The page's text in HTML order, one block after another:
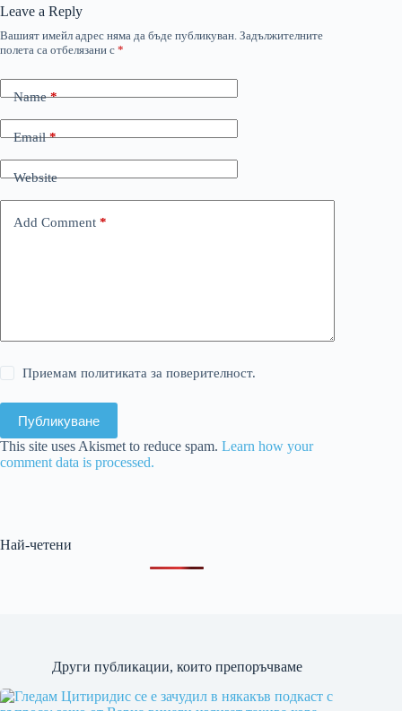
Leave a Reply
Вашият имейл адрес няма да бъде публикуван. Задължителните
полета са отбелязани с *
Name*
Email*
Website
Add Comment *
Приемам политиката за поверителност.
Публикуване
This site uses Akismet to reduce spam. Learn how your
comment data is processed.
Най-четени
Други публикации, които препоръчваме